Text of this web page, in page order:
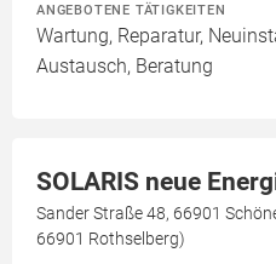
ANGEBOTENE TÄTIGKEITEN
Wartung, Reparatur,
Austausch, Beratung
SOLARIS neue
Sander Straße 48, 66901
66901 Rothselberg)